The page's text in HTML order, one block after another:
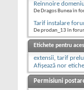
Reinnoire
De Dragos Bunea în
Tarif instalare
De prodan_13 în
Etichete pentru
extensii, tarif
Afișează nor
Permisiuni